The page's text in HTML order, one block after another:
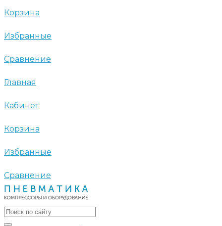
Корзина
Избранные
Сравнение
Главная
Кабинет
Корзина
Избранные
Сравнение